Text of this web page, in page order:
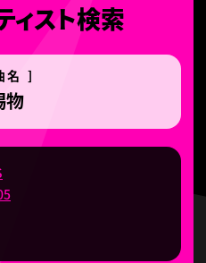
ィスト検索
名 ]
物